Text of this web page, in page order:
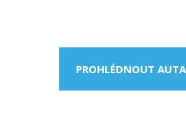
PROHLÉDNOUT